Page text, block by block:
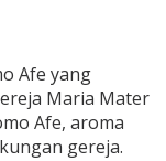
Afe yang
Maria Mater
Afe, aroma
gereja.